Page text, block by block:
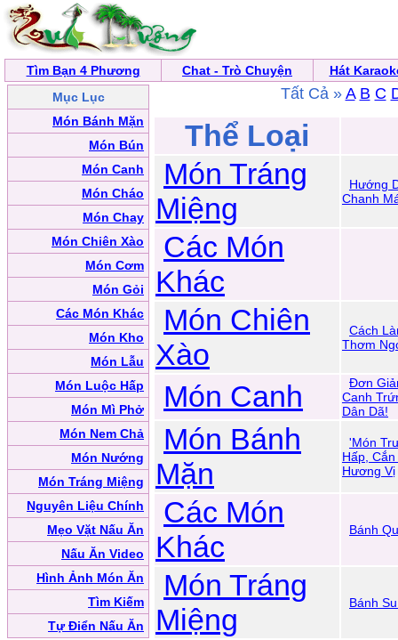
Tìm Bạn 4 Phương Chat - Trò Chuyện
Hát
Mục Lục
Món Bánh Mặn
Món Bún
Món Canh
Món Cháo
Món Chay
Món Chiên Xào
Món Cơm
Món Gỏi
Các Món Khác
Món Kho
Món Lẫu
Món Luộc Hấp
Món Mì Phở
Món Nem Chả
Món Nướng
Món Tráng Miệng
Nguyên Liệu Chính
Mẹo Vặt Nấu Ăn
Nấu Ăn Video
Hình Ảnh Món Ăn
Tìm Kiếm
Tự Điển Nấu Ăn
Tất Cả » A B C
Thể Loại
Món Tráng
Miệng
Hướng
Chanh
Các Món
Khác
Món Chiên
Xào
Cách
Thơm
Món Canh
Đơn
Canh
Dân Dã!
Món Bánh
Mặn
'Món
Hấp,
Hương Vị
Các Món
Khác
Bánh
Món Tráng
Miệng
Bánh